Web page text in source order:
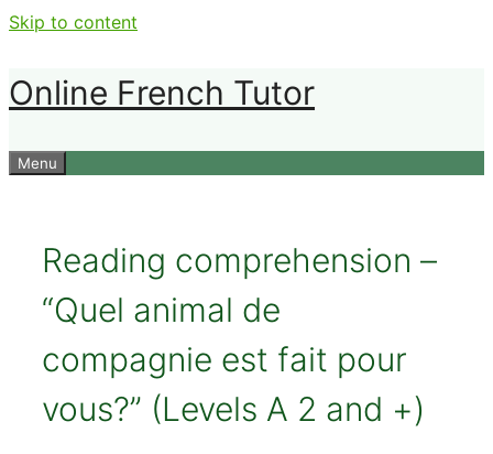
Skip to content
Online French Tutor
Menu
Reading comprehension –
“Quel animal de
compagnie est fait pour
vous?” (Levels A 2 and +)